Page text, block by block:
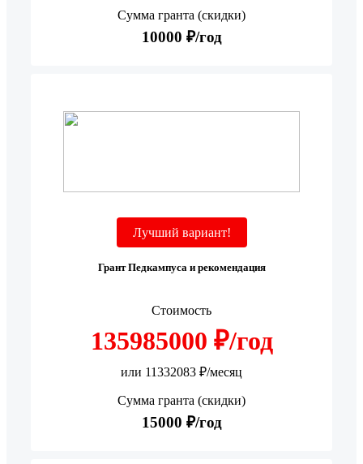
Сумма гранта (скидки)
10000 ₽/год
Лучший вариант!
Грант Педкампуса и рекомендация
Стоимость
135985000 ₽/год
или 11332083 ₽/месяц
Сумма гранта (скидки)
15000 ₽/год